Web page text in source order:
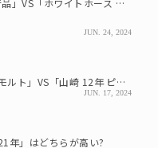
「ホワイトホース 現行品」VS「ホワイトホース ティンキャップ」 どっちが高い?
JUN. 24, 2024
「山崎 12年 シングルモルト」VS「山崎 12年 ピュアモルト」 どっちが高い?
JUN. 17, 2024
年」はどちらが高い?